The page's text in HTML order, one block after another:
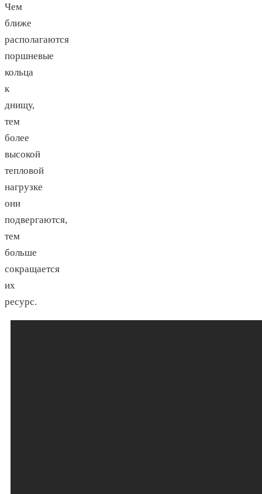
Чем
ближе
располагаются
поршневые
кольца
к
днищу,
тем
более
высокой
тепловой
нагрузке
они
подвергаются,
тем
больше
сокращается
их
ресурс.